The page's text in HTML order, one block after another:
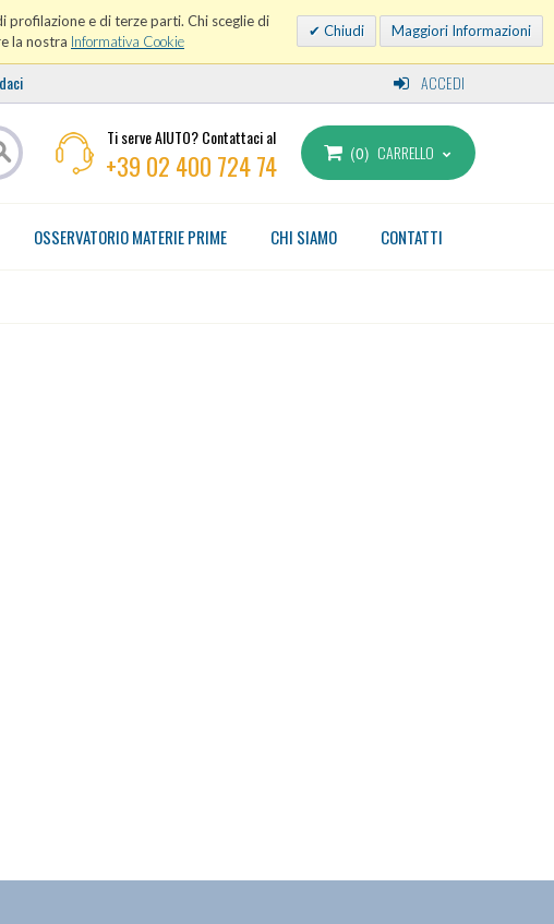
e di terze parti. Chi sceglie di
la nostra Informativa Cookie
Chiudi Maggiori Informazioni
ACCEDI
Ti serve AIUTO? Contattaci al
+39 02 400 724 74 0 CARRELLO
CONTATTI
CHI SIAMO
OSSERVATORIO MATERIE PRIME